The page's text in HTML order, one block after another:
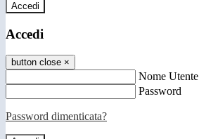
Accedi
Accedi
button close ×
Nome Utente
Password
Password dimenticata?